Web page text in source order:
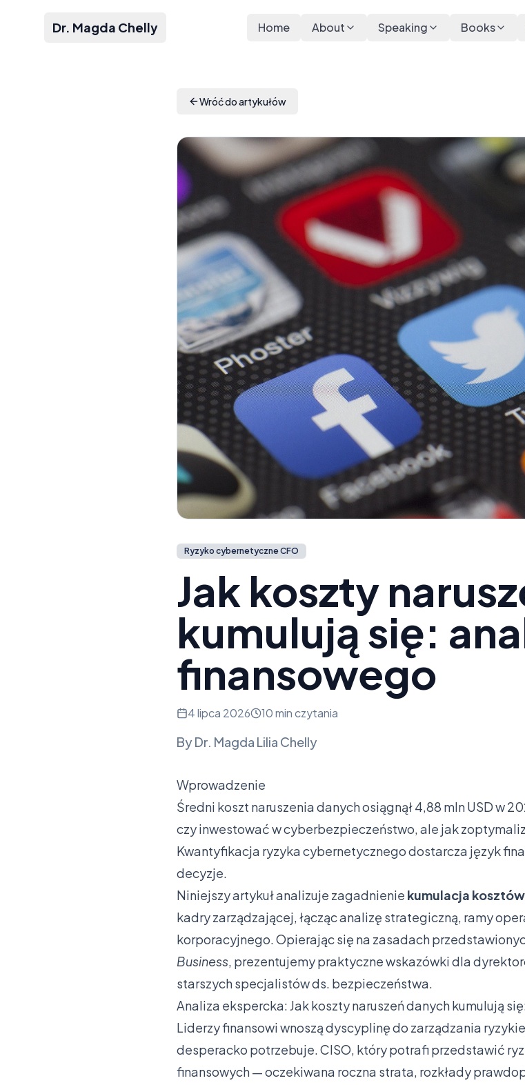
Dr. Magda Chelly Home About Speaking Books
Wróć do artykułów
Ryzyko cybernetyczne CFO
Jak koszty
kumulują się:
finansowego
4 lipca 2026 10 min czytania
ByDr. Magda Lilia Chelly
Wprowadzenie
Średni koszt naruszenia danych osiągnął 4,88 mln USD w
czy inwestować w cyberbezpieczeństwo, ale jak
Kwantyfikacja ryzyka cybernetycznego dostarcza język
decyzje.
Niniejszy artykuł analizuje zagadnienie kumulacja
kadry zarządzającej, łącząc analizę strategiczną, ramy
korporacyjnego. Opierając się na zasadach
Business, prezentujemy praktyczne wskazówki dla
starszych specjalistów ds. bezpieczeństwa.
Analiza ekspercka: Jak koszty naruszeń danych kumulują
Liderzy finansowi wnoszą dyscyplinę do zarządzania
desperacko potrzebuje. CISO, który potrafi przedstawić
finansowych — oczekiwana roczna strata, rozkłady